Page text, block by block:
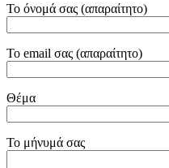
Το όνομά σας (απαραίτητο)
Το email σας (απαραίτητο)
Θέμα
Το μήνυμά σας